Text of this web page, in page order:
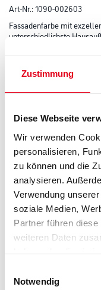
Zustimmung
Diese Webseite
Wir verwenden
personalisieren,
zu können und die
analysieren.
Verwendung
soziale Medien,
Partner führen
weiteren Daten
haben oder die sie
Notwendig
Art-Nr.:1090-002603
Fassadenfarbe mit
unterschiedlichste
Gebinde
Umrechnungsfaktoren